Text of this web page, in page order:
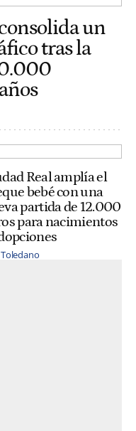
un
tras la
Real amplía el
bebé con una
partida de 12.000
para nacimientos
Toledano